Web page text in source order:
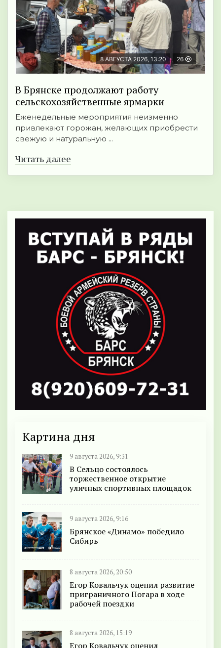
8 АВГУСТА 2026, 13:20 26
В Брянске продолжают работу
сельскохозяйственные ярмарки
Еженедельные мероприятия неизменно
привлекают горожан, желающих приобрести
свежую и натуральную ...
Читать далее
Картина дня
9 августа 2026, 9:31
В Сельцо состоялось
торжественное открытие
уличных спортивных площадок
9 августа 2026, 9:16
Брянское «Динамо» победило
Сибирь
8 августа 2026, 20:50
Егор Ковальчук оценил развитие
приграничного Погара в ходе
рабочей поездки
8 августа 2026, 15:19
Егор Ковальчук оценил